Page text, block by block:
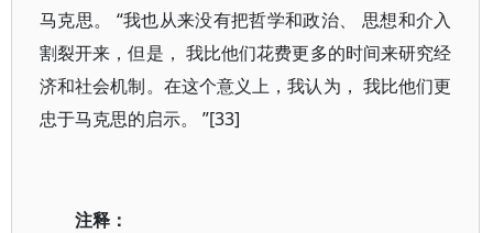
马克思。 “我也从来没有把哲学和政治、 思想和介入
割裂开来，但是， 我比他们花费更多的时间来研究经
济和社会机制。在这个意义上，我认为， 我比他们更
忠于马克思的启示。 ”[33]
注释：